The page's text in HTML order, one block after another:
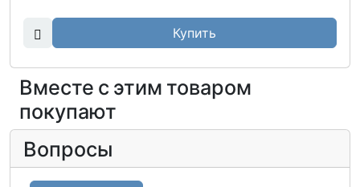
Купить
Вместе с этим товаром
покупают
Вопросы